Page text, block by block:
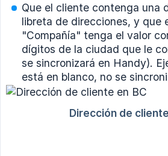
Que el cliente contenga una
libreta de direcciones, y que
"Compañía" tenga el valor
dígitos de la ciudad que le
se sincronizará en Handy).
está en blanco, no se